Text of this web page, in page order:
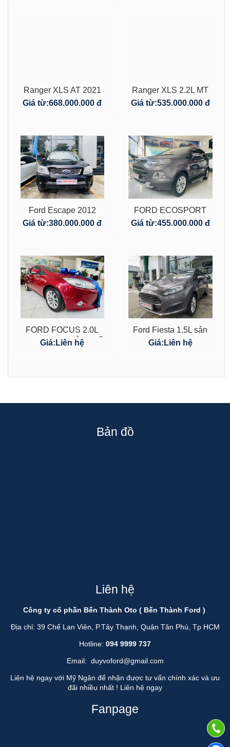
Ranger XLS AT 2021
đi lướt
Giá từ:668.000.000 đ
Ranger XLS 2.2L MT
2018. Số sàn 1 cầu
Giá từ:535.000.000 đ
Ford Escape 2012
màu đen tại HCM 1
Giá từ:380.000.000 đ
FORD ECOSPORT
1.5L
Giá từ:455.000.000 đ
FORD FOCUS 2.0L
TITANIUM 4 CỬA_SỐ
Giá: Liên hệ
Ford Fiesta 1.5L sản
xuất 2015 màu nâu
Giá: Liên hệ
Bản đồ
Liên hệ
Công ty cổ phần Bến Thành Oto ( Bến Thành Ford )
Địa chỉ: 39 Chế Lan Viên, P.Tây Thạnh, Quận Tân Phú, Tp HCM
Hotline: 094 9999 737
Email: duyvoford@gmail.com
Liên hệ ngay với Mỹ Ngân để nhận được tư vấn chính xác và ưu
đãi nhiều nhất ! Liên hệ ngay
Fanpage